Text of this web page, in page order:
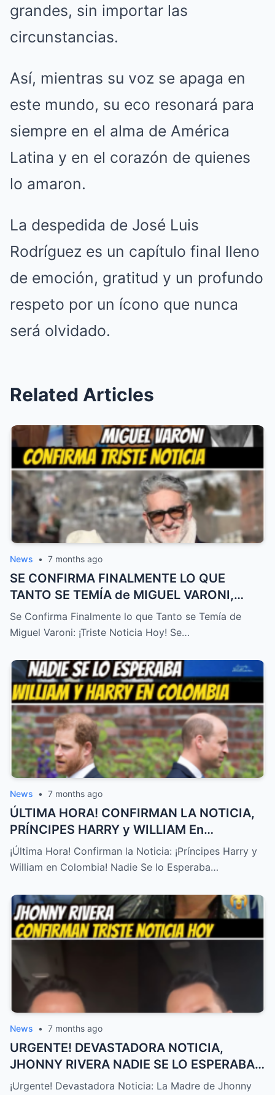
grandes, sin importar las
circunstancias.
Así, mientras su voz se apaga en
este mundo, su eco resonará para
siempre en el alma de América
Latina y en el corazón de quienes
lo amaron.
La despedida de José Luis
Rodríguez es un capítulo final lleno
de emoción, gratitud y un profundo
respeto por un ícono que nunca
será olvidado.
Related Articles
News • 7 months ago
SE CONFIRMA FINALMENTE LO QUE
TANTO SE TEMÍA de MIGUEL VARONI,
TRISTE NOTICIA HOY! – HTT
Se Confirma Finalmente lo que Tanto se Temía de
Miguel Varoni: ¡Triste Noticia Hoy! Se…
News • 7 months ago
ÚLTIMA HORA! CONFIRMAN LA NOTICIA,
PRÍNCIPES HARRY y WILLIAM En
COLOMBIA! NADIE SE LO ESPERABA – HTT
¡Última Hora! Confirman la Noticia: ¡Príncipes Harry y
William en Colombia! Nadie Se lo Esperaba…
News • 7 months ago
URGENTE! DEVASTADORA NOTICIA,
JHONNY RIVERA NADIE SE LO ESPERABA,
ACABA de SUCEDER! – HTT
¡Urgente! Devastadora Noticia: La Madre de Jhonny